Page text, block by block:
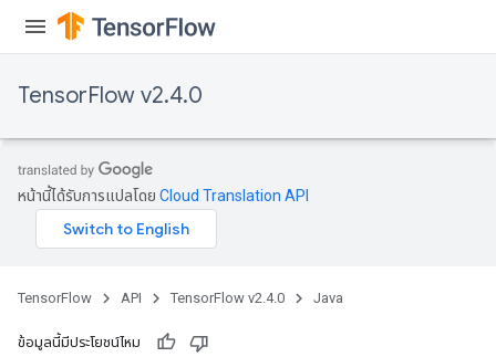
TensorFlow v2.4.0
หน้านี้ได้รับการแปลโดย Cloud Translation API
TensorFlow API TensorFlow v2.4.0 Java
ข้อมูลนี้มีประโยชน์ไหม